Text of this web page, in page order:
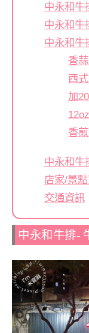
中永和牛
中永和牛
中永和牛
香
西
加
香
中永和牛
店家/景
交通資訊
中永和牛排-